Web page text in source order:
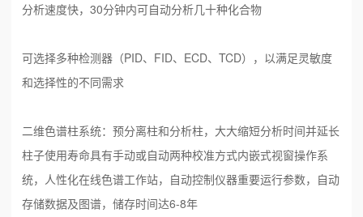
分析速度快，30分钟内可自动分析几十种化合物
可选择多种检测器（PID、FID、ECD、TCD），以满足灵敏度
和选择性的不同需求
二维色谱柱系统：预分离柱和分析柱，大大缩短分析时间并延长
柱子使用寿命具有手动或自动两种校准方式内嵌式视窗操作系
统，人性化在线色谱工作站，自动控制仪器重要运行参数，自动
存储数据及图谱，储存时间达6-8年